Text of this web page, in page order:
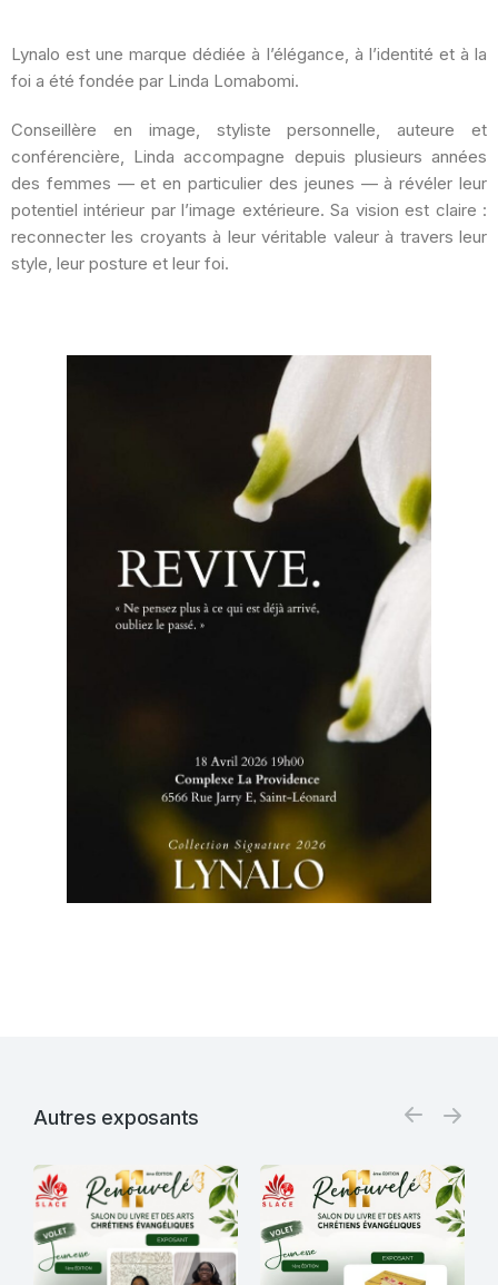
Lynalo est une marque dédiée à l’élégance, à l’identité et à la
foi a été fondée par Linda Lomabomi.
Conseillère en image, styliste personnelle, auteure et
conférencière, Linda accompagne depuis plusieurs années
des femmes — et en particulier des jeunes — à révéler leur
potentiel intérieur par l’image extérieure. Sa vision est claire :
reconnecter les croyants à leur véritable valeur à travers leur
style, leur posture et leur foi.
Autres exposants